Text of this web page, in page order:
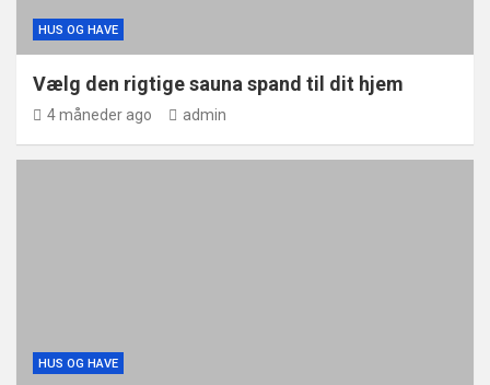
HUS OG HAVE
Vælg den rigtige sauna spand til dit hjem
4 måneder ago admin
HUS OG HAVE